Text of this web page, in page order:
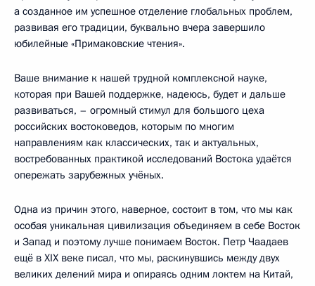
а созданное им успешное отделение глобальных проблем,
развивая его традиции, буквально вчера завершило
юбилейные «Примаковские чтения».
Ваше внимание к нашей трудной комплексной науке,
которая при Вашей поддержке, надеюсь, будет и дальше
развиваться, – огромный стимул для большого цеха
российских востоковедов, которым по многим
направлениям как классических, так и актуальных,
востребованных практикой исследований Востока удаётся
опережать зарубежных учёных.
Одна из причин этого, наверное, состоит в том, что мы как
особая уникальная цивилизация объединяем в себе Восток
и Запад и поэтому лучше понимаем Восток. Петр Чаадаев
ещё в XIX веке писал, что мы, раскинувшись между двух
великих делений мира и опираясь одним локтем на Китай,